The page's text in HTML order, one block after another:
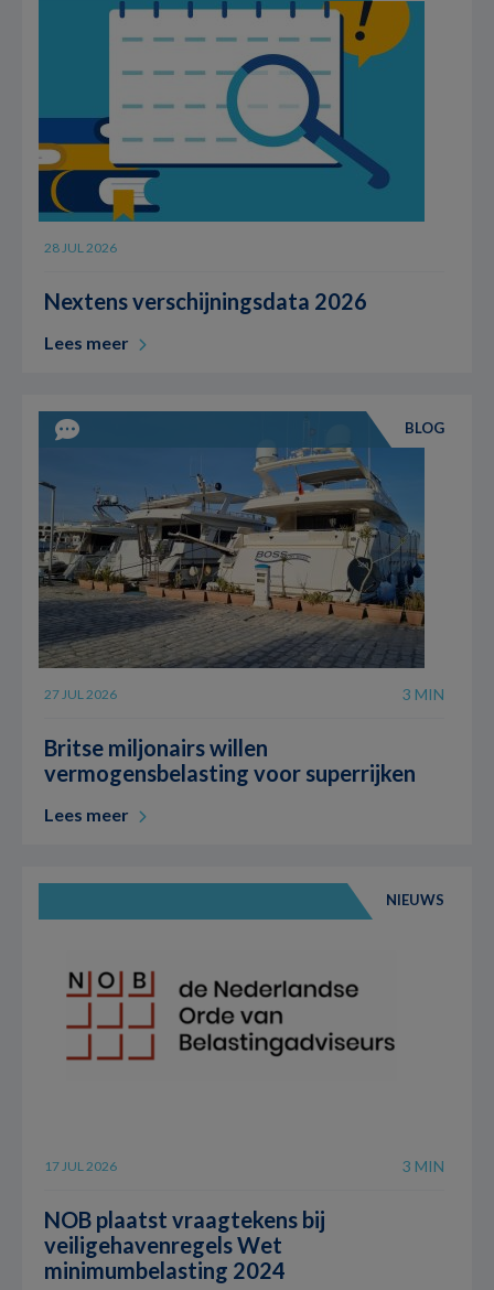
28 JUL 2026
Nextens verschijningsdata 2026
Lees meer
BLOG
27 JUL 2026 3 MIN
Britse miljonairs willen
vermogensbelasting voor superrijken
Lees meer
NIEUWS
17 JUL 2026 3 MIN
NOB plaatst vraagtekens bij
veiligehavenregels Wet
minimumbelasting 2024